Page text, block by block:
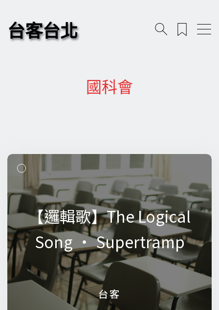
台客台北
國科會
【邏輯歌】The Logical
Song • Supertramp
台客
【邏輯歌】The Logical
Song • Supertramp
台客